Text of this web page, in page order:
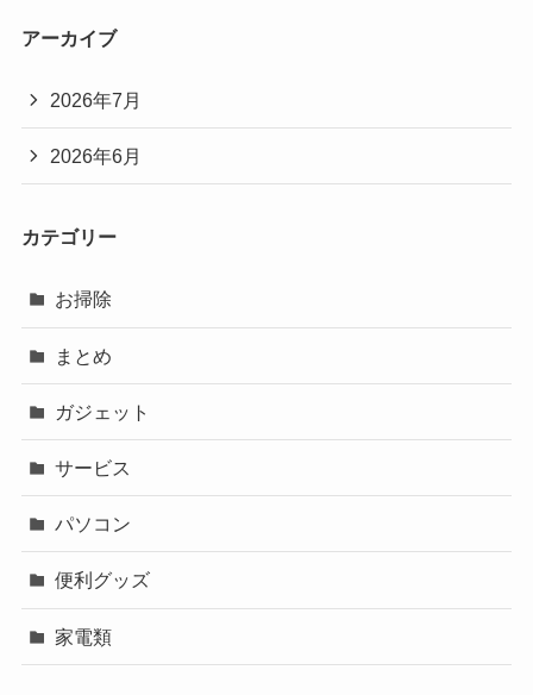
アーカイブ
2026年7月
2026年6月
カテゴリー
お掃除
まとめ
ガジェット
サービス
パソコン
便利グッズ
家電類